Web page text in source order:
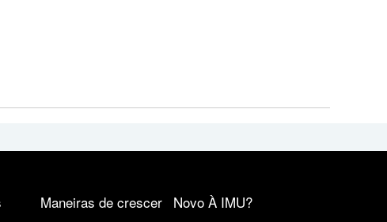
Maneiras de crescer Novo À IMU?